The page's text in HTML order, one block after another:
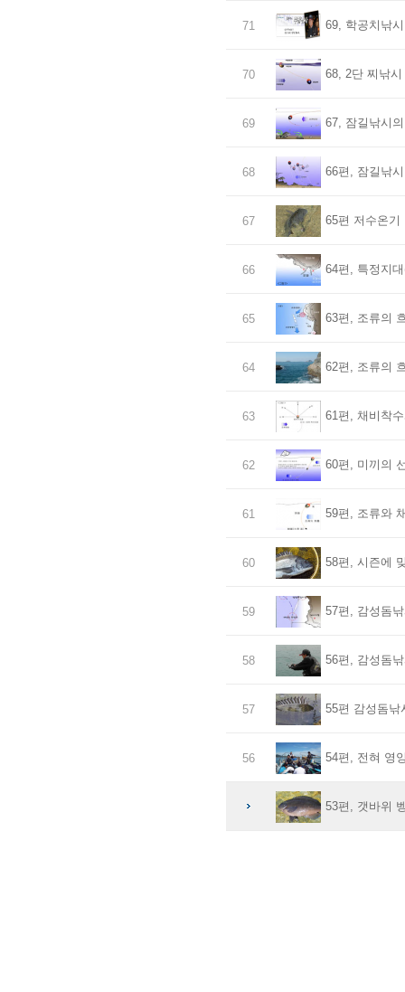
71 69, 학공치낚시
70 68, 2단 찌낚시
69 67, 잠길낚시
68 66편, 잠길낚시
67 65편 저수온기
66 64편, 특정지
65 63편, 조류의
64 62편, 조류의
63 61편, 채비착
62 60편, 미끼의
61 59편, 조류와
60 58편, 시즌에
59 57편, 감성돔
58 56편, 감성돔
57 55편 감성돔낚
56 54편, 전혀 영
53편, 갯바위